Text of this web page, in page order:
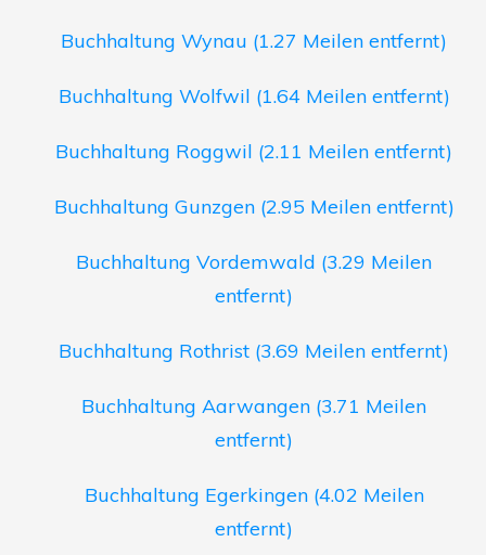
Buchhaltung Wynau (1.27 Meilen entfernt)
Buchhaltung Wolfwil (1.64 Meilen entfernt)
Buchhaltung Roggwil (2.11 Meilen entfernt)
Buchhaltung Gunzgen (2.95 Meilen entfernt)
Buchhaltung Vordemwald (3.29 Meilen
entfernt)
Buchhaltung Rothrist (3.69 Meilen entfernt)
Buchhaltung Aarwangen (3.71 Meilen
entfernt)
Buchhaltung Egerkingen (4.02 Meilen
entfernt)